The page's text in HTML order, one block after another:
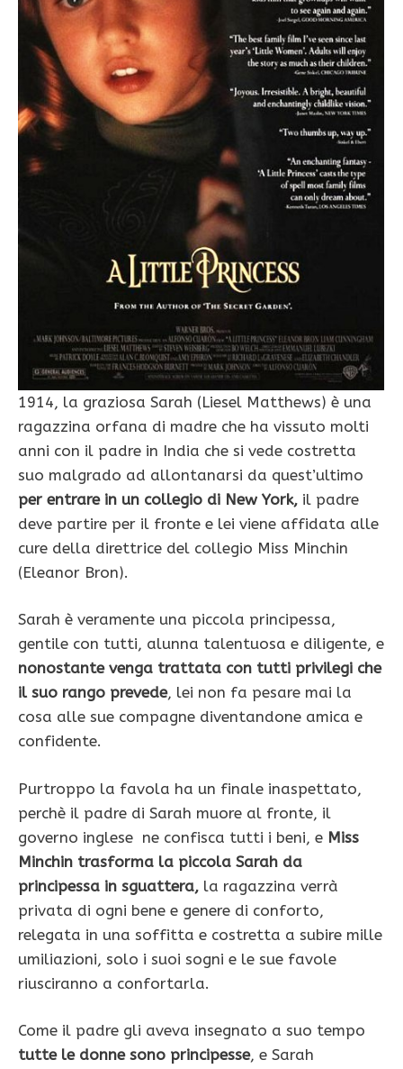
1914, la graziosa Sarah (Liesel Matthews) è una
ragazzina orfana di madre che ha vissuto molti
anni con il padre in India che si vede costretta
suo malgrado ad allontanarsi da quest’ultimo
per entrare in un collegio di New York, il padre
deve partire per il fronte e lei viene affidata alle
cure della direttrice del collegio Miss Minchin
(Eleanor Bron).
Sarah è veramente una piccola principessa,
gentile con tutti, alunna talentuosa e diligente, e
nonostante venga trattata con tutti privilegi che
il suo rango prevede, lei non fa pesare mai la
cosa alle sue compagne diventandone amica e
confidente.
Purtroppo la favola ha un finale inaspettato,
perchè il padre di Sarah muore al fronte, il
governo inglese ne confisca tutti i beni, e Miss
Minchin trasforma la piccola Sarah da
principessa in sguattera, la ragazzina verrà
privata di ogni bene e genere di conforto,
relegata in una soffitta e costretta a subire mille
umiliazioni, solo i suoi sogni e le sue favole
riusciranno a confortarla.
Come il padre gli aveva insegnato a suo tempo
tutte le donne sono principesse, e Sarah